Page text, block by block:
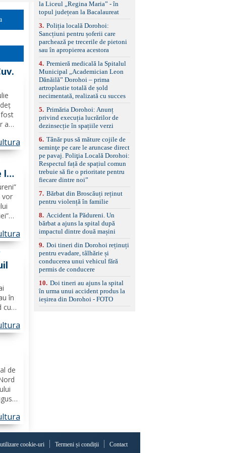
a
la
vor
în
cu
lui
de
împreună cu un set de
anvelope de iarnă.
la Liceul „Regina Maria” - în
topul județean la Bacalaureat
3. Poliția locală Dorohoi:
Sancțiuni pentru șoferii care
parchează pe trecerile de pietoni
sau în apropierea acestora
4. Premieră medicală la Spitalul
Municipal „Academician Leon
Dănăilă” Dorohoi – prima
artroplastie totală de șold
necimentată, realizată cu succes
5. Primăria Dorohoi: Anunț
privind execuția lucrărilor de
dezinsecție în spațiile verzi
6. Tânăr pus să măture cojile de
seminţe pe care le aruncase direct
pe pavaj. Poliţia Locală Dorohoi:
Respectul față de spațiul comun
trebuie să fie o prioritate pentru
fiecare dintre noi”
7. Bărbat din Broscăuți reținut
pentru violență în familie
8. Accident la Pădureni. Un
bărbat a ajuns la spital după
impactul dintre două mașini
9. Doi tineri din Dorohoi reținuți
pentru evadare, tâlhărie și
conducerea unui vehicul fără
permis de conducere
10. Doi tineri au ajuns la spital
în urma unui accident produs la
ieșirea din Dorohoi - FOTO
cookie-uri Termeni și condiții Contact